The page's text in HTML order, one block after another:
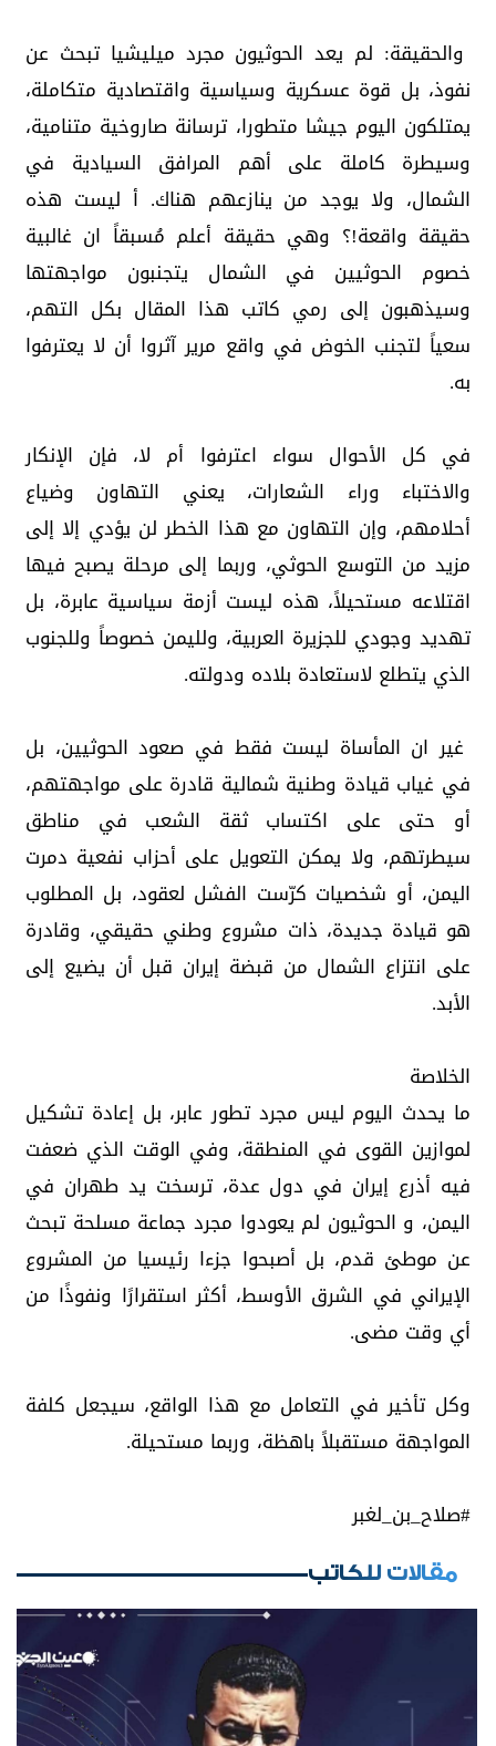
والحقيقة: لم يعد الحوثيون مجرد ميليشيا تبحث عن
نفوذ، بل قوة عسكرية وسياسية واقتصادية متكاملة،
يمتلكون اليوم جيشا متطورا، ترسانة صاروخية متنامية،
وسيطرة كاملة على أهم المرافق السيادية في
الشمال، ولا يوجد من ينازعهم هناك. أ ليست هذه
حقيقة واقعة!؟ وهي حقيقة أعلم مُسبقاً ان غالبية
خصوم الحوثيين في الشمال يتجنبون مواجهتها
وسيذهبون إلى رمي كاتب هذا المقال بكل التهم،
سعياً لتجنب الخوض في واقع مرير آثروا أن لا يعترفوا
به.
في كل الأحوال سواء اعترفوا أم لا، فإن الإنكار
والاختباء وراء الشعارات، يعني التهاون وضياع
أحلامهم، وإن التهاون مع هذا الخطر لن يؤدي إلا إلى
مزيد من التوسع الحوثي، وربما إلى مرحلة يصبح فيها
اقتلاعه مستحيلاً، هذه ليست أزمة سياسية عابرة، بل
تهديد وجودي للجزيرة العربية، ولليمن خصوصاً وللجنوب
الذي يتطلع لاستعادة بلاده ودولته.
غير ان المأساة ليست فقط في صعود الحوثيين، بل
في غياب قيادة وطنية شمالية قادرة على مواجهتهم،
أو حتى على اكتساب ثقة الشعب في مناطق
سيطرتهم، ولا يمكن التعويل على أحزاب نفعية دمرت
اليمن، أو شخصيات كرّست الفشل لعقود، بل المطلوب
هو قيادة جديدة، ذات مشروع وطني حقيقي، وقادرة
على انتزاع الشمال من قبضة إيران قبل أن يضيع إلى
الأبد.
الخلاصة
ما يحدث اليوم ليس مجرد تطور عابر، بل إعادة تشكيل
لموازين القوى في المنطقة، وفي الوقت الذي ضعفت
فيه أذرع إيران في دول عدة، ترسخت يد طهران في
اليمن، و الحوثيون لم يعودوا مجرد جماعة مسلحة تبحث
عن موطئ قدم، بل أصبحوا جزءا رئيسيا من المشروع
الإيراني في الشرق الأوسط، أكثر استقرارًا ونفوذًا من
أي وقت مضى.
وكل تأخير في التعامل مع هذا الواقع، سيجعل كلفة
المواجهة مستقبلاً باهظة، وربما مستحيلة.
مقالات للكاتب